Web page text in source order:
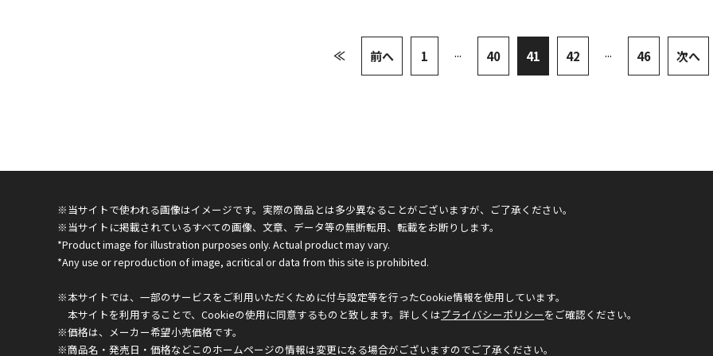
≪ 前へ 1 ... 40 41 42 ... 46 次へ
※当サイトで使われる画像はイメージです。実際の商品とは多少異なることがございますが、ご了承ください。
※当サイトに掲載されているすべての画像、文章、データ等の無断転用、転載をお断りします。
*Product image for illustration purposes only. Actual product may vary.
*Any use or reproduction of image, acritical or data from this site is prohibited.
※本サイトでは、一部のサービスをご利用いただくために付与設定等を行ったCookie情報を使用しています。
本サイトを利用することで、Cookieの使用に同意するものと致します。詳しくはプライバシーポリシーをご確認ください。
※価格は、メーカー希望小売価格です。
※商品名・発売日・価格などこのホームページの情報は変更になる場合がございますのでご了承ください。